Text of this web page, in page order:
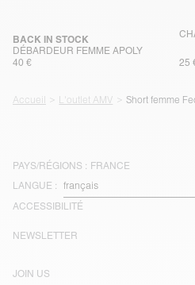
DÉBARDEUR FEMME APOLY
BACK IN STOCK
40 € 25
Accueil L'outlet AMV Short femme
PAYS/RÉGIONS : FRANCE
LANGUE :
ACCESSIBILITÉ
JOIN US
NEWSLETTER